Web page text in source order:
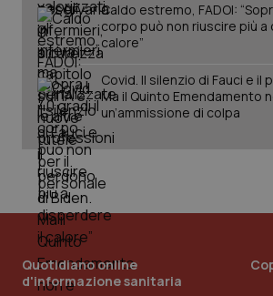
Caldo estremo, FADOI:
corpo può non riuscire più a
calore”
Covid. Il silenzio di Fauci e il
Ma il Quinto Emendamento
un’ammissione di colpa
Quotidiano online
d'informazione sanitaria
_ga